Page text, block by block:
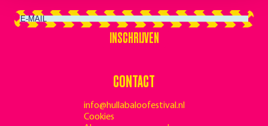
CONTACT
info@hullabaloofestival.nl
Cookies
INSCHRIJVEN
INSCHRIJVEN